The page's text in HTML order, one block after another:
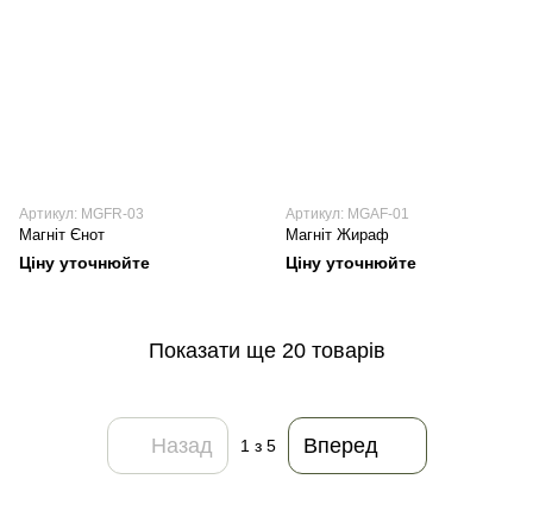
Артикул: MGFR-03
Магніт Єнот
Ціну уточнюйте
Артикул: MGAF-01
Магніт Жираф
Ціну уточнюйте
Показати ще 20 товарів
Назад 1 з 5 Вперед